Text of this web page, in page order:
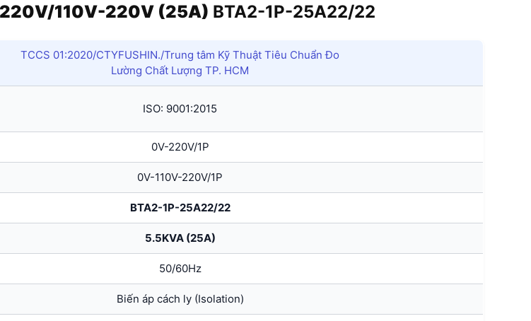
220V/110V-220V (25A) BTA2-1P-25A22/22
TCCS 01:2020/CTYFUSHIN./Trung tâm Kỹ Thuật Tiêu Chuẩn Đo
Lường Chất Lượng TP. HCM
ISO: 9001:2015
0V-220V/1P
0V-110V-220V/1P
BTA2-1P-25A22/22
5.5KVA (25A)
50/60Hz
Biến áp cách ly (Isolation)